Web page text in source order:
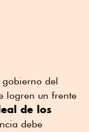
del
logren un frente
de los
debe